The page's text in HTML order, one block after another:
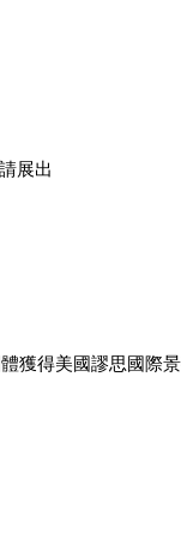
展出
獲得美國謬思國際